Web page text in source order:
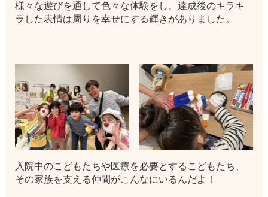
様々な遊びを通して色々な体験をし、達成後のキラキ
ラした表情は周りを幸せにする輝きがありました。
入院中のこどもたちや医療を必要とするこどもたち、
その家族を支える仲間がこんなにいるんだよ！